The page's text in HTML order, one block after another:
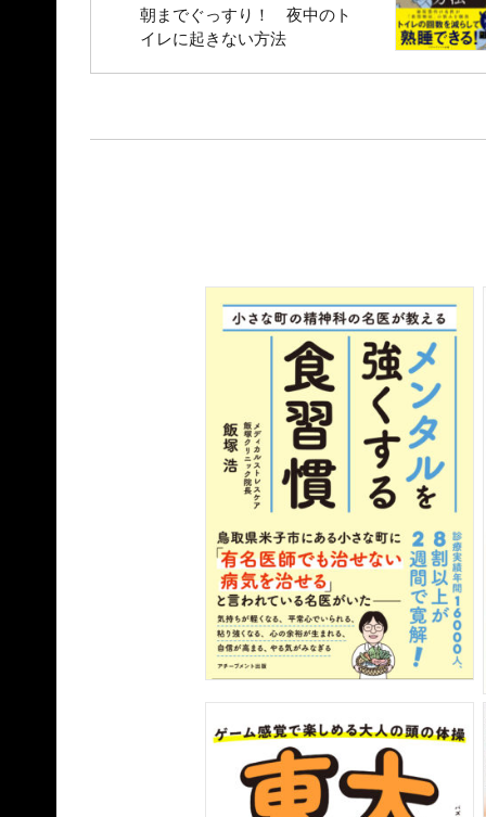
TAI Chiropractic NYC ホームページ
機能運動医学facebook
朝までぐっすり！ 夜中のト
イレに起きない方法